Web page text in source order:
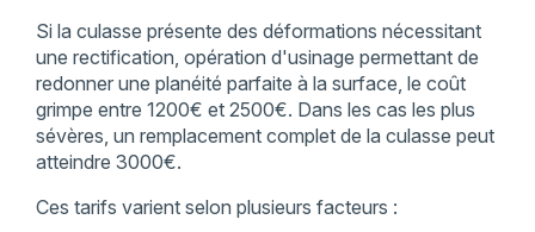
Si la culasse présente des déformations nécessitant
une rectification, opération d'usinage permettant de
redonner une planéité parfaite à la surface, le coût
grimpe entre 1200€ et 2500€. Dans les cas les plus
sévères, un remplacement complet de la culasse peut
atteindre 3000€.
Ces tarifs varient selon plusieurs facteurs :